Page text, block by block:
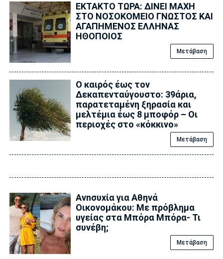
ΕΚΤΑΚΤΟ ΤΩΡΑ: ΔΙΝΕΙ ΜΑΧΗ
ΣΤΟ ΝΟΣΟΚΟΜΕΙΟ ΓΝΩΣΤΟΣ ΚΑΙ
ΑΓΑΠΗΜΕΝΟΣ ΕΛΛΗΝΑΣ
ΗΘΟΠΟΙΟΣ
Μετάβαση
Ο καιρός έως τον
Δεκαπενταύγουστο: 39άρια,
παρατεταμένη ξηρασία και
μελτέμια έως 8 μποφόρ – Οι
περιοχές στο «κόκκινο»
Μετάβαση
Ανnσυxία για Αθηνά
Οικονομάκου: Με πρόβλημα
υγείας στα Μπόρα Μπόρα- Τι
συνέβη;
Μετάβαση